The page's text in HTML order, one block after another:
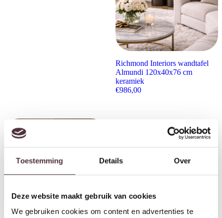
Toestemming Details Over
Deze website maakt gebruik van cookies
We gebruiken cookies om content en advertenties te
Richmond Interiors wandtafel
Almundi 120x40x76 cm
keramiek
€986,00